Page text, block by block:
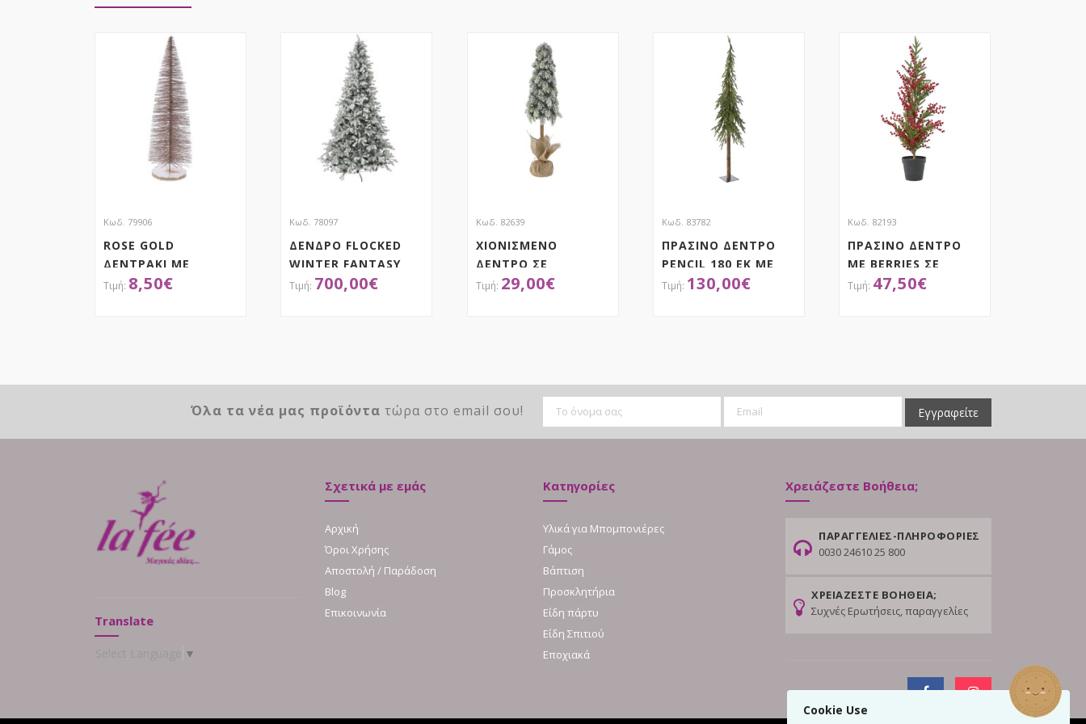
Cookie Use
Κωδ. 79906
ROSE GOLD
ΔΕΝΤΡΑΚΙ ΜΕ
ΓΚΛΙΤΕΡ ΣΕ ΒΑΣΗ
8,50€
Κωδ. 78097
ΔΕΝΔΡΟ FLOCKED
WINTER FANTASY
300EK700,00€
Κωδ. 82639
ΧΙΟΝΙΣΜΕΝΟ
ΔΕΝΤΡΟ ΣΕ
ΤΣΟΥΒΑΛΙ 65ΕΚ
29,00€
Κωδ. 83782
ΠΡΑΣΙΝΟ ΔΕΝΤΡΟ
PENCIL 180 ΕΚ ΜΕ
ΞΥΛΙΝΟ ΚΟΡΜΟ ΣΕ
130,00€
Κωδ. 82193
ΠΡΑΣΙΝΟ ΔΕΝΤΡΟ
ΜΕ BERRIES ΣΕ
ΠΛΑΣΤΙΚΗ ΓΛΑΣΤΡΑ
47,50€
Όλα τα νέα μας προϊόντα τώρα στο email σου! Εγγραφείτε
Translate
▼
Σχετικά με εμάς
Αρχική
Όροι Χρήσης
Αποστολή / Παράδοση
Blog
Επικοινωνία
Κατηγορίες
Υλικά για Μπομπονιέρες
Γάμος
Βάπτιση
Προσκλητήρια
Είδη πάρτυ
Είδη Σπιτιού
Εποχιακά
Χρειάζεστε Βοήθεια;
ΠΑΡΑΓΓΕΛΙΕΣ-ΠΛΗΡΟΦΟΡΙΕΣ
0030 24610 25 800
ΧΡΕΙΑΖΕΣΤΕ ΒΟΗΘΕΙΑ;
Συχνές Ερωτήσεις, παραγγελίες